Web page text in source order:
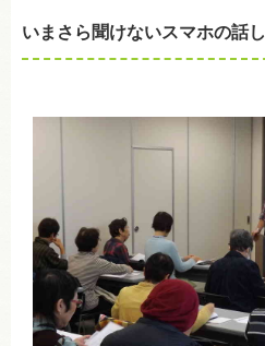
いまさら聞けないスマホの話し